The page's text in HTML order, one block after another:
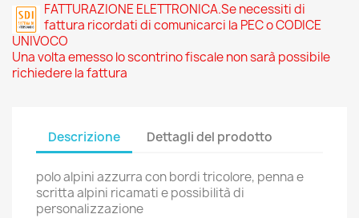
FATTURAZIONE ELETTRONICA.Se necessiti di
fattura ricordati di comunicarci la PEC o CODICE
UNIVOCO
Una volta emesso lo scontrino fiscale non sarà possibile
richiedere la fattura
Descrizione Dettagli del prodotto
polo alpini azzurra con bordi tricolore, penna e
scritta alpini ricamati e possibilità di
personalizzazione